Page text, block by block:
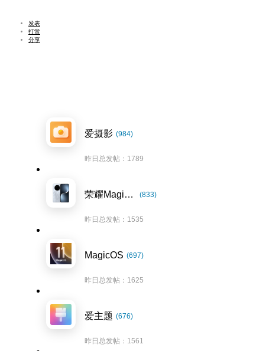
发表
打赏
分享
爱摄影 (984)
昨日总发帖：1789
荣耀Magic7系列 (833)
昨日总发帖：1535
MagicOS (697)
昨日总发帖：1625
爱主题 (676)
昨日总发帖：1561